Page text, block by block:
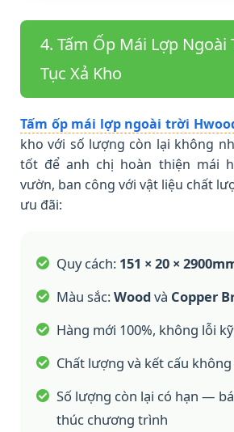
4. Tấm Ốp Mái Lợp Ngoài
Tục Xả Kho
Tấm ốp mái lợp ngoài trời
kho với số lượng còn lại không
tốt để anh chị hoàn thiện mái
vườn, ban công với vật liệu chất
ưu đãi:
Quy cách: 151 × 20 ×
Màu sắc:Woodvà Copper
Hàng mới 100%, không lỗi
Chất lượng và kết cấu
Số lượng còn lại có hạn —
thúc chương trình